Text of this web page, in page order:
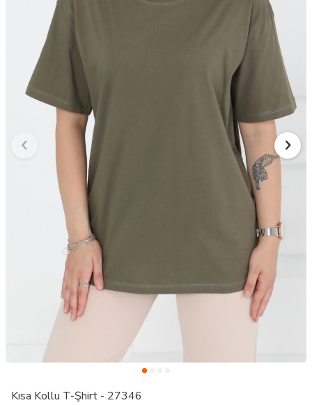
Kısa Kollu T-Şhirt - 27346